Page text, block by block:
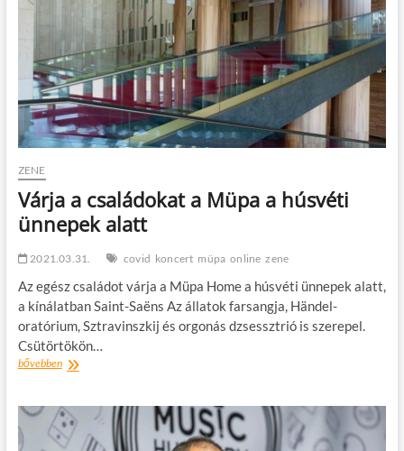
ZENE
Várja a családokat a Müpa a húsvéti
ünnepek alatt
2021.03.31. covid koncert müpa online zene
Az egész családot várja a Müpa Home a húsvéti ünnepek alatt,
a kínálatban Saint-Saëns Az állatok farsangja, Händel-
oratórium, Sztravinszkij és orgonás dzsessztrió is szerepel.
Csütörtökön…
bővebbenVárja
a
Müpa
a